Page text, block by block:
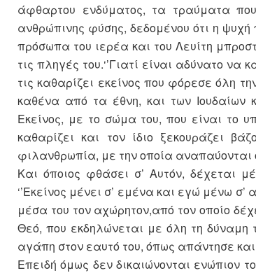
άφθαρτου ενδύματος, τα τραύματα
ανθρώπινης φύσης, δεδομένου ότι η
πρόσωπα του ιερέα και του Λευίτη
τις πληγές του.‘’Γιατί είναι αδύνατο
τις καθαρίζει εκείνος που φόρεσε όλη
καθένα από τα έθνη, και των
Εκείνος, με το σώμα του, που είναι το
καθαρίζει και τον ίδιο ξεκουράζει
φιλανθρωπία, με την οποία αναπαύονται
Και όποιος φθάσει σ’ Αυτόν, δέχεται
‘’Εκείνος μένει σ’ εμένα και εγώ μένω
μέσα του τον αχώρητον,από τον οποίο
Θεό, που εκδηλώνεται με όλη τη δύναμη
αγάπη στον εαυτό του, όπως απάντησε και
Επειδή όμως δεν δικαιώνονται ενώπιον